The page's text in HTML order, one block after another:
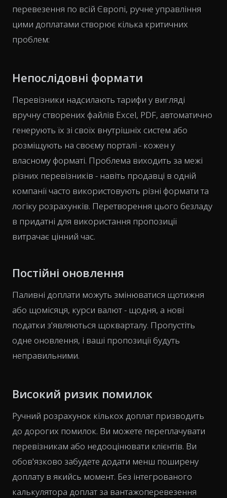
перевезення по всій Європі, ручне управління
цими доплатами створює кілька критичних
проблем:
Непослідовні формати
Перевізники надсилають тарифи у вигляді
вручну створених файлів Excel, PDF, автоматично
генерують їх зі своїх внутрішніх систем або
розміщують на своєму порталі - кожен у
власному форматі. Проблема виходить за межі
різних перевізників - навіть продавці в одній
компанії часто використовують різні формати та
логіку розрахунків. Перетворення цього безладу
в придатні для використання пропозиції
витрачає цінний час.
Постійні оновлення
Паливні доплати можуть змінюватися щотижня
або щомісяця, курси валют - щодня, а нові
податки з'являються щокварталу. Пропустіть
одне оновлення, і ваші пропозиції будуть
неправильними.
Високий ризик помилок
Ручний розрахунок кількох доплат призводить
до дорогих помилок. Ви можете переплачувати
перевізникам або недооцінювати клієнтів. Ви
обов'язково забудете додати менш поширену
доплату в якийсь момент. Без інтегрованого
калькулятора доплат за вантажоперевезення